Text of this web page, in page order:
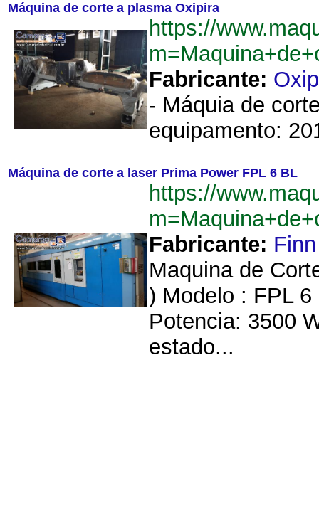
Máquina de corte a plasma Oxipira
https://
Fabricante:
- Máquia de
equipamento:
Máquina de corte a laser Prima Power FPL 6 BL
https://
Fabricante:
Maquina de
) Modelo : FPL
Potencia: 3500
estado...